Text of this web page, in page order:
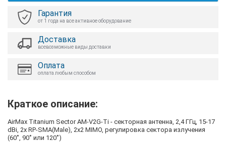
Гарантия
от 1 года на все активное оборудование
Доставка
всевозможные виды доставки
Оплата
оплата любым способом
Краткое описание:
AirMax Titanium Sector AM-V2G-Ti - секторная антенна, 2,4 ГГц, 15-17
dBi, 2х RP-SMA(Male), 2x2 MIMO, регулировка сектора излучения
(60˚, 90˚ или 120˚)